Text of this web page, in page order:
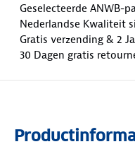
Geselecteerde ANWB-
Nederlandse Kwaliteit
Gratis verzending & 2
30 Dagen gratis